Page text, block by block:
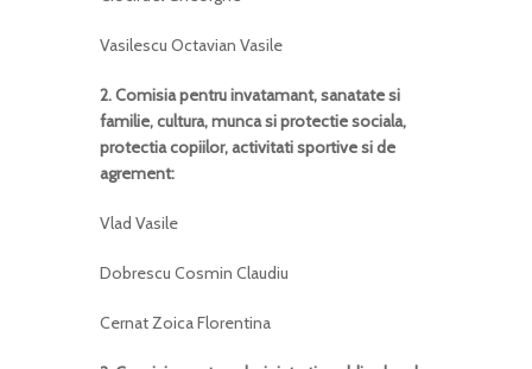
Vasilescu Octavian Vasile
2. Comisia pentru invatamant, sanatate si
familie, cultura, munca si protectie sociala,
protectia copiilor, activitati sportive si de
agrement:
Vlad Vasile
Dobrescu Cosmin Claudiu
Cernat Zoica Florentina